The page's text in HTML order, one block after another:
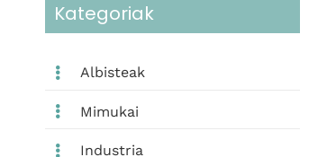
Kategoriak
Albisteak
Mimukai
Industria